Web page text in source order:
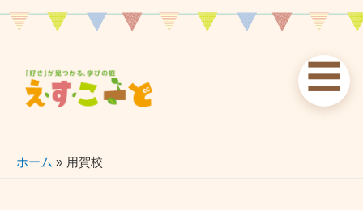
☰
お知らせ
news
えすこーと 各校案内
schools
ホーム 用賀校